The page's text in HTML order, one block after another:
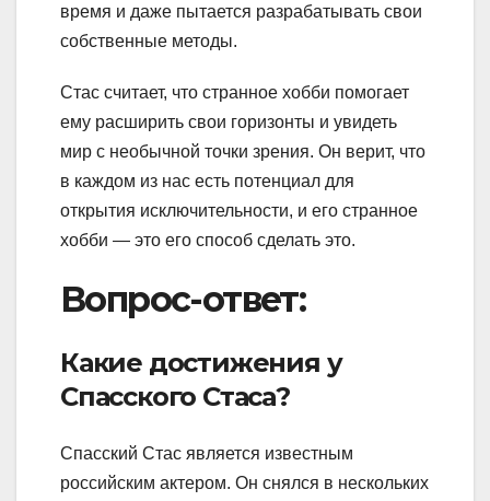
время и даже пытается разрабатывать свои
собственные методы.
Стас считает, что странное хобби помогает
ему расширить свои горизонты и увидеть
мир с необычной точки зрения. Он верит, что
в каждом из нас есть потенциал для
открытия исключительности, и его странное
хобби — это его способ сделать это.
Вопрос-ответ:
Какие достижения у
Спасского Стаса?
Спасский Стас является известным
российским актером. Он снялся в нескольких